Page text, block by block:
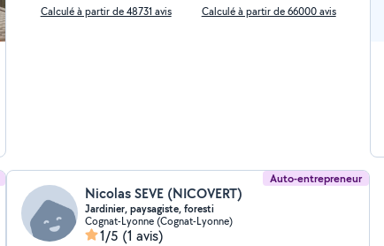
Calculé à partir de 48731 avis Calculé à partir de 66000 avis
Auto-entrepreneur
Nicolas SEVE (NICOVERT)
Jardinier, paysagiste, foresti
Cognat-Lyonne (Cognat-Lyonne)
1/5 (1 avis)